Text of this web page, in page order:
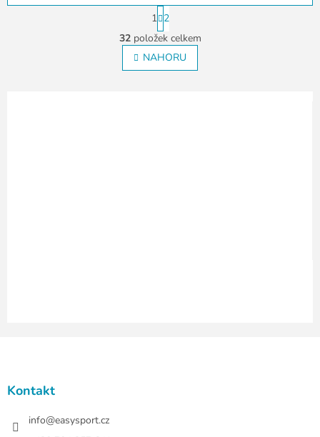
O
v
l
á
S
t
r
á
n
k
1 2
32položek celkem
NAHORU
Kontakt
info@easysport.cz